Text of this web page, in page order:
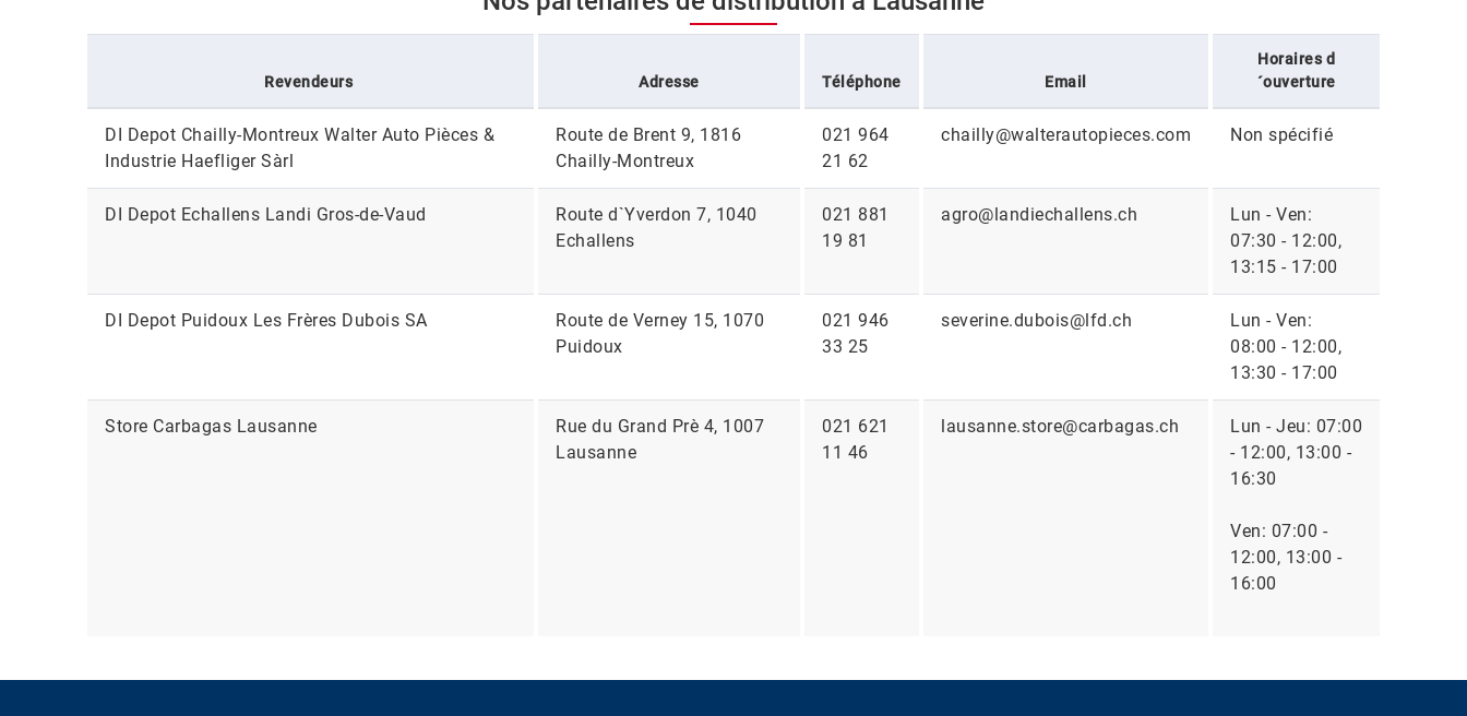
Revendeurs Adresse Téléphone Email
Horaires d
´ouverture
DI Depot Chailly-Montreux Walter Auto Pièces &
Industrie Haefliger Sàrl
Route de Brent 9, 1816
Chailly-Montreux
021 964
21 62
chailly@walterautopieces.com Non spécifié
DI Depot Echallens Landi Gros-de-Vaud
Route d`Yverdon 7, 1040
Echallens
021 881
19 81
agro@landiechallens.ch
Lun - Ven:
07:30 - 12:00,
13:15 - 17:00
DI Depot Puidoux Les Frères Dubois SA
Route de Verney 15, 1070
Puidoux
021 946
33 25
severine.dubois@lfd.ch
Lun - Ven:
08:00 - 12:00,
13:30 - 17:00
Store Carbagas Lausanne
Rue du Grand Prè 4, 1007
Lausanne
021 621
11 46
lausanne.store@carbagas.ch
Lun - Jeu: 07:00
- 12:00, 13:00 -
16:30
Ven: 07:00 -
12:00, 13:00 -
16:00